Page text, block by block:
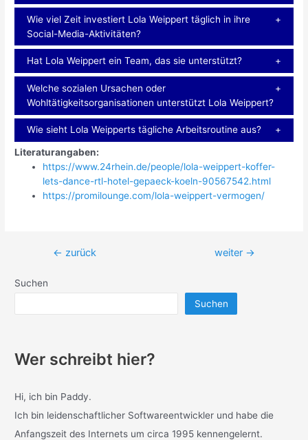
Wie viel Zeit investiert Lola Weippert täglich in ihre
Social-Media-Aktivitäten?
Hat Lola Weippert ein Team, das sie unterstützt?
Welche sozialen Ursachen oder
Wohltätigkeitsorganisationen unterstützt Lola Weippert?
Wie sieht Lola Weipperts tägliche Arbeitsroutine aus?
Literaturangaben:
https://www.24rhein.de/people/lola-weippert-koffer-
lets-dance-rtl-hotel-gepaeck-koeln-90567542.html
https://promilounge.com/lola-weippert-vermogen/
Beitragsnavigation
← zurück weiter →
Suchen
Suchen
Wer schreibt hier?
Hi, ich bin Paddy.
Ich bin leidenschaftlicher Softwareentwickler und habe die
Anfangszeit des Internets um circa 1995 kennengelernt.